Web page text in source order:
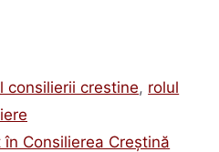
consilierii crestine, rolul
Consilierea Creştină